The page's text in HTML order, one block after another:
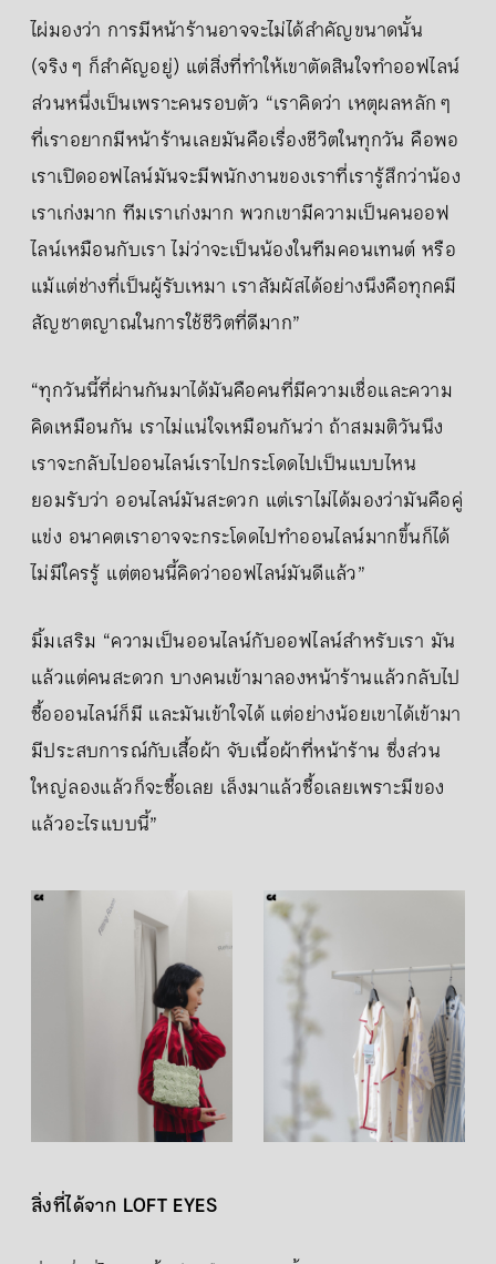
ไผ่มองว่า การมีหน้าร้านอาจจะไม่ได้สำคัญขนาดนั้น
(จริง ๆ ก็สำคัญอยู่) แต่สิ่งที่ทำให้เขาตัดสินใจทำออฟไลน์
ส่วนหนึ่งเป็นเพราะคนรอบตัว “เราคิดว่า เหตุผลหลัก ๆ
ที่เราอยากมีหน้าร้านเลยมันคือเรื่องชีวิตในทุกวัน คือพอ
เราเปิดออฟไลน์มันจะมีพนักงานของเราที่เรารู้สึกว่าน้อง
เราเก่งมาก ทีมเราเก่งมาก พวกเขามีความเป็นคนออฟ
ไลน์เหมือนกับเรา ไม่ว่าจะเป็นน้องในทีมคอนเทนต์ หรือ
แม้แต่ช่างที่เป็นผู้รับเหมา เราสัมผัสได้อย่างนึงคือทุกคมี
สัญชาตญาณในการใช้ชีวิตที่ดีมาก”
“ทุกวันนี้ที่ผ่านกันมาได้มันคือคนที่มีความเชื่อและความ
คิดเหมือนกัน เราไม่แน่ใจเหมือนกันว่า ถ้าสมมติวันนึง
เราจะกลับไปออนไลน์เราไปกระโดดไปเป็นแบบไหน
ยอมรับว่า ออนไลน์มันสะดวก แต่เราไม่ได้มองว่ามันคือคู่
แข่ง อนาคตเราอาจจะกระโดดไปทำออนไลน์มากขึ้นก็ได้
ไม่มีใครรู้ แต่ตอนนี้คิดว่าออฟไลน์มันดีแล้ว”
มิ้มเสริม “ความเป็นออนไลน์กับออฟไลน์สำหรับเรา มัน
แล้วแต่คนสะดวก บางคนเข้ามาลองหน้าร้านแล้วกลับไป
ซื้อออนไลน์ก็มี และมันเข้าใจได้ แต่อย่างน้อยเขาได้เข้ามา
มีประสบการณ์กับเสื้อผ้า จับเนื้อผ้าที่หน้าร้าน ซึ่งส่วน
ใหญ่ลองแล้วก็จะซื้อเลย เล็งมาแล้วซื้อเลยเพราะมีของ
แล้วอะไรแบบนี้”
สิ่งที่ได้จาก LOFT EYES